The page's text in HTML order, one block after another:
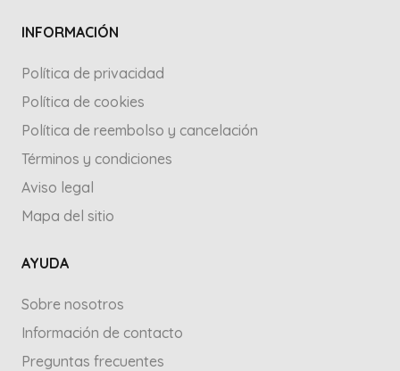
INFORMACIÓN
Política de privacidad
Política de cookies
Política de reembolso y cancelación
Términos y condiciones
Aviso legal
Mapa del sitio
AYUDA
Sobre nosotros
Información de contacto
Preguntas frecuentes